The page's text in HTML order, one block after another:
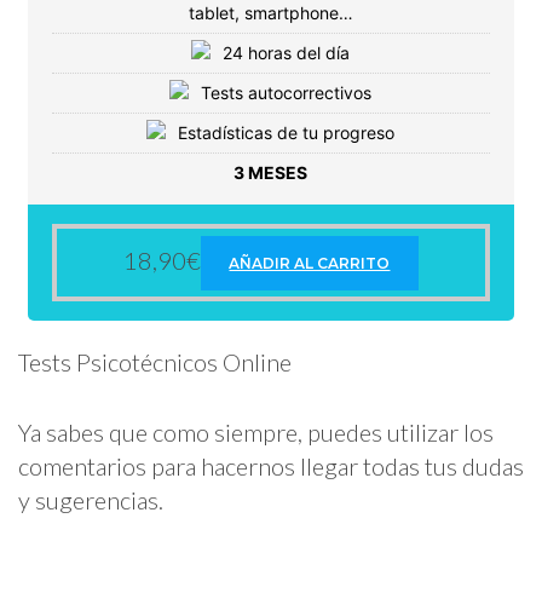
tablet, smartphone…
24 horas del día
Tests autocorrectivos
Estadísticas de tu progreso
3 MESES
18,90€ AÑADIR AL CARRITO
Tests Psicotécnicos Online
Ya sabes que como siempre, puedes utilizar los
comentarios para hacernos llegar todas tus dudas
y sugerencias.